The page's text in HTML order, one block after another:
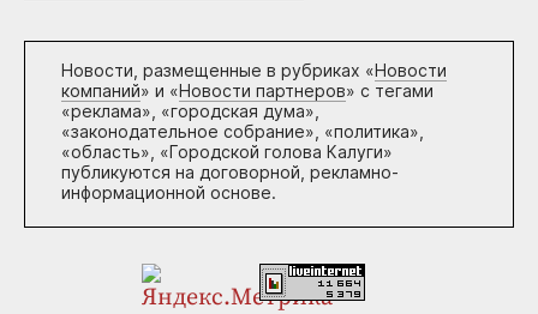
Новости, размещенные в рубриках «Новости
компаний» и «Новости партнеров» с тегами
«реклама», «городская дума»,
«законодательное собрание», «политика»,
«область», «Городской голова Калуги»
публикуются на договорной, рекламно-
информационной основе.